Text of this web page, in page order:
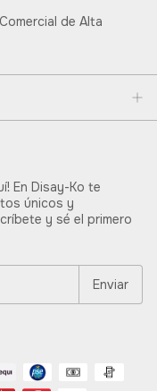
de Alta
En Disay-Ko te
únicos y
y sé el primero